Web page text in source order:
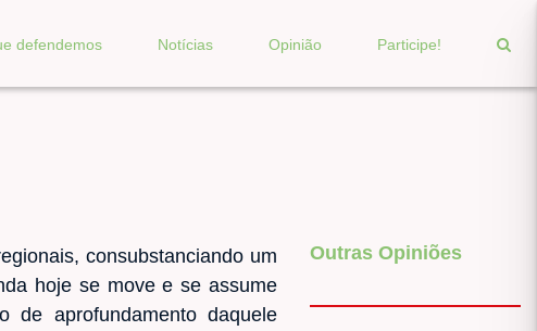
defendemos Notícias Opinião Participe!
consubstanciando um
hoje se move e se assume
aprofundamento daquele
Outras Opiniões